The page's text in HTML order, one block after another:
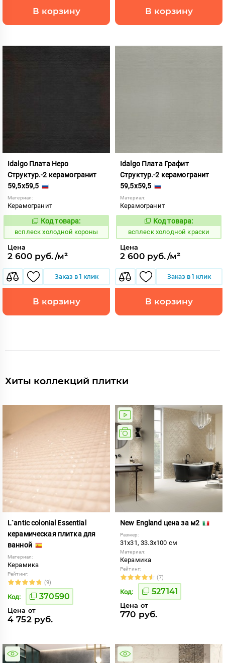
В корзину В корзину
Idalgo Плата Неро
Структур.-2 керамогранит
59,5x59,5
Материал:
Керамогранит
248538
Код товара:
всплеск холодной короны
Цена
2 600 руб./м²
Заказ в 1 клик
В корзину
Idalgo Плата Графит
Структур.-2 керамогранит
59,5x59,5
Материал:
Керамогранит
248539
Код товара:
всплеск холодной краски
Цена
2 600 руб./м²
Заказ в 1 клик
В корзину
Хиты коллекций плитки
L`antic colonial Essential
керамическая плитка для
ванной
Материал:
Керамика
Рейтинг:
(9)
Код: 370590
Цена от
4 752 руб.
New England цена за м2
Размер:
31x31, 33.3x100 см
Материал:
Керамика
Рейтинг:
(7)
Код: 527141
Цена от
770 руб.